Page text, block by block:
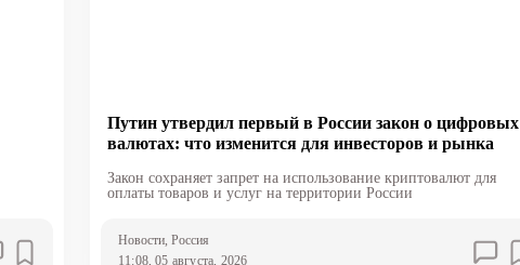
Путин утвердил первый в России закон о цифровых
валютах: что изменится для инвесторов и рынка
Закон сохраняет запрет на использование криптовалют для
оплаты товаров и услуг на территории России
Новости, Россия
11:08, 05 августа, 2026